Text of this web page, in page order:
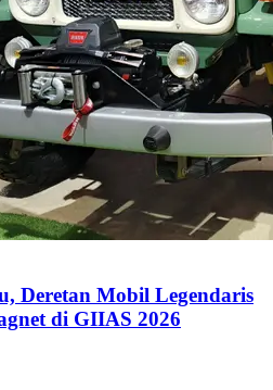
Deretan Mobil Legendaris
di GIIAS 2026